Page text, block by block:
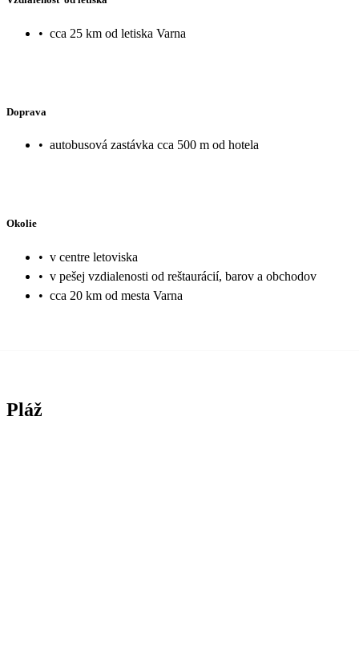
• cca 25 km od letiska Varna
Doprava
• autobusová zastávka cca 500 m od hotela
Okolie
• v centre letoviska
• v pešej vzdialenosti od reštaurácií, barov a obchodov
• cca 20 km od mesta Varna
Pláž